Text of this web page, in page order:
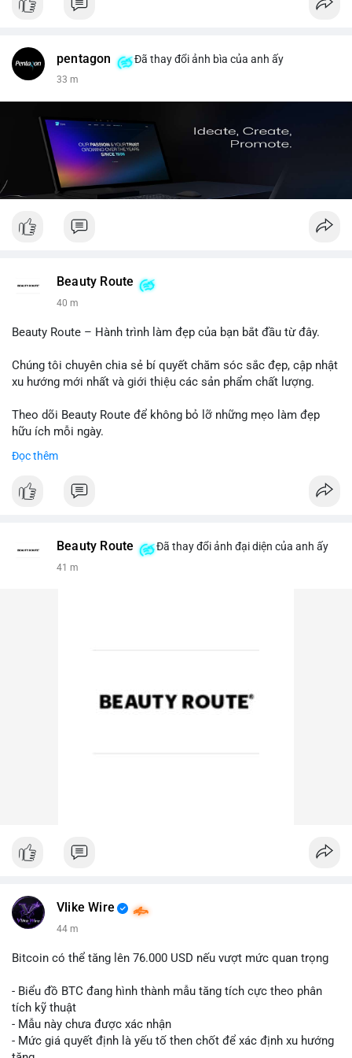
pentagon Đã thay đổi ảnh bìa của anh ấy
33 m
Beauty Route
40 m
Beauty Route – Hành trình làm đẹp của bạn bắt đầu từ đây.
Chúng tôi chuyên chia sẻ bí quyết chăm sóc sắc đẹp, cập nhật
xu hướng mới nhất và giới thiệu các sản phẩm chất lượng.
Theo dõi Beauty Route để không bỏ lỡ những mẹo làm đẹp
hữu ích mỗi ngày.
Đọc thêm
Beauty Route Đã thay đổi ảnh đại diện của anh ấy
41 m
Vlike Wire
44 m
Bitcoin có thể tăng lên 76.000 USD nếu vượt mức quan trọng
- Biểu đồ BTC đang hình thành mẫu tăng tích cực theo phân
tích kỹ thuật
- Mẫu này chưa được xác nhận
- Mức giá quyết định là yếu tố then chốt để xác định xu hướng